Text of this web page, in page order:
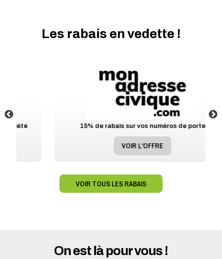
Les rabais en vedette !
15% de rabais sur vos numéros de porte
VOIR L'OFFRE
VOIR TOUS LES RABAIS
On est là pour vous !